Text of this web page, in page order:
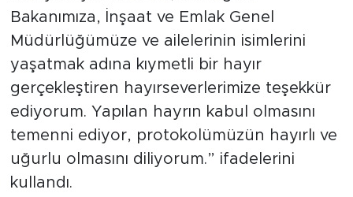
Bakanımıza, İnşaat ve Emlak Genel
Müdürlüğümüze ve ailelerinin isimlerini
yaşatmak adına kıymetli bir hayır
gerçekleştiren hayırseverlerimize teşekkür
ediyorum. Yapılan hayrın kabul olmasını
temenni ediyor, protokolümüzün hayırlı ve
uğurlu olmasını diliyorum.” ifadelerini
kullandı.